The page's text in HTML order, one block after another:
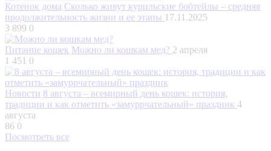
Котенок дома Сколько живут курильские бобтейлы – средняя
продолжительность жизни и ее этапы 17.11.2025
3 899 0
Питание кошек Можно ли кошкам мед? 2 апреля
1 451 0
Новости 8 августа – всемирный день кошек: история,
традиции и как отметить «замуррчательный» праздник 4
августа
86 0
Посмотреть все